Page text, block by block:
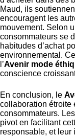
Maud, ils
encouragent les
mouvement. Selon
consommateurs se
habitudes d’achat
environnemental.
l’Avenir mode
conscience
En conclusion, le
collaboration étroite
consommateurs.
pivot en facilitant
responsable, et leur